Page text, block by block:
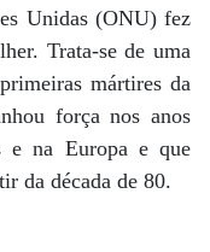
Unidas (ONU) fez
Trata-se de uma
mártires da
força nos anos
e na Europa e que
da década de 80.